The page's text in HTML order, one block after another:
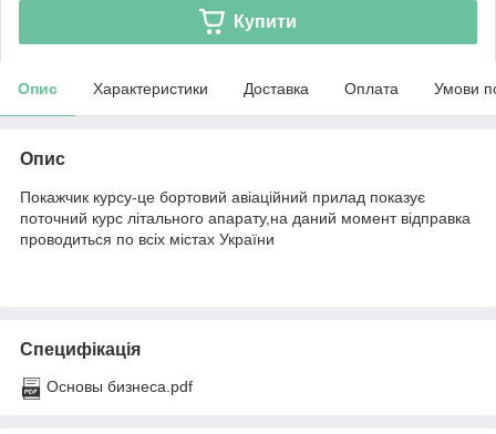
Купити
Опис Характеристики Доставка Оплата Умови
Опис
Покажчик курсу-це бортовий авіаційний прилад показує
поточний курс літального апарату,на даний момент відправка
проводиться по всіх містах України
Специфікація
Основы бизнеса.pdf